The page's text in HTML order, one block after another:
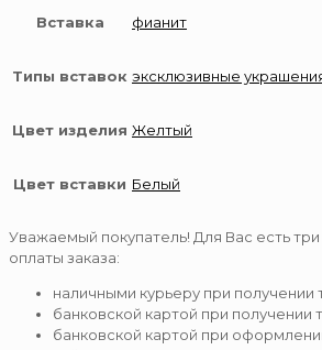
Вставка фианит
Типы вставок эксклюзивные
Цвет изделия Желтый
Цвет вставки Белый
Уважаемый покупатель! Для Вас есть
оплаты заказа:
наличными курьеру при получении
банковской картой при получении
банковской картой при